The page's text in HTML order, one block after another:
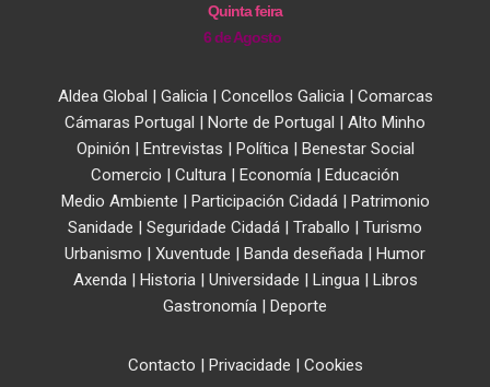
Quinta feira
6 de Agosto
Aldea Global | Galicia| Concellos Galicia| Comarcas
Cámaras Portugal | Norte de Portugal | Alto Minho
Opinión | Entrevistas | Política| Benestar Social
Comercio | Cultura | Economía | Educación
Medio Ambiente | Participación Cidadá| Patrimonio
Sanidade | Seguridade Cidadá | Traballo | Turismo
Urbanismo | Xuventude | Banda deseñada | Humor
Axenda| Historia| Universidade | Lingua| Libros
Gastronomía | Deporte
Contacto | Privacidade | Cookies